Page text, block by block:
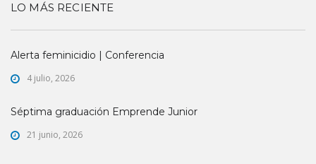
LO MÁS RECIENTE
Alerta feminicidio | Conferencia
4 julio, 2026
Séptima graduación Emprende Junior
21 junio, 2026